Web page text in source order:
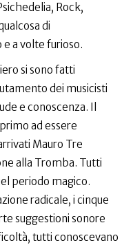
Rock,
di
a volte furioso.
si sono fatti
dei musicisti
e conoscenza. Il
ad essere
Mauro Tre
alla Tromba. Tutti
periodo magico.
radicale, i cinque
suggestioni sonore
tutti conoscevano